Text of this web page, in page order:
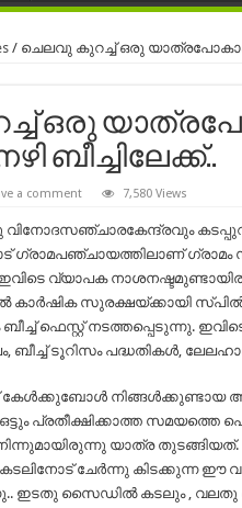
/ ചെലവു കുറച്ച് ഒരു യാത്രപോകാം;
ഒരു
ബീച്ചിലേക്ക്..
a comment 7,580 Views
വിനോദസഞ്ചാരകേന്ദ്രവും
ഗ്രാമപഞ്ചായത്തിലാണ് ഗ്രാമം
വ്യാപക
കാർഷിക സുരക്ഷയ്ക്കായി
ഫെസ്റ്റ് നടത്തപ്പെടുന്നു.
ബീച്ച് ടൂറിസം പദ്ധതികൾ,
കേൾക്കുബോൾ
പ്രതീക്ഷിക്കാത്ത സമയത്തെ
യാത്ര തുടങ്ങിയത്.
ചേർന്നു കിടക്കുന്ന ഈ
ഇടതു സൈഡിൽ കടലും ,